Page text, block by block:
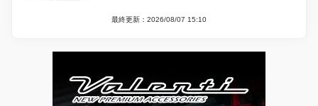
最終更新：2026/08/07 15:10